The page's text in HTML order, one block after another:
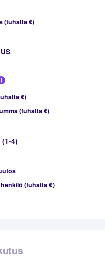
(tuhatta €)
€)
(tuhatta €)
(1-4)
(tuhatta €)